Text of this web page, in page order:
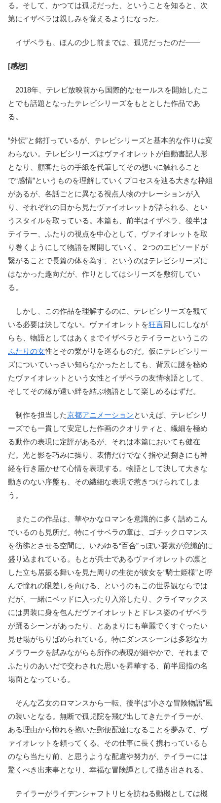
る。そして、かつては孤児だった、ということを知ると、次
第にイザベラは親しみを覚えるようになった。
イザベラも、ほんの少し前までは、孤児だったのだ――
[感想]
2018年、テレビ放映前から国際的なセールスを開始したこ
とでも話題となったテレビシリーズをもととした作品であ
る。
“外伝”と銘打っているが、テレビシリーズと基本的な作りは変
わらない。テレビシリーズはヴァイオレットが自動書記人形
となり、顧客たちの手紙を代筆してその想いに触れること
で“感情”というものを理解していくプロセスを辿る大きな枠組
があるが、各話ごとに異なる視点人物のナレーションが入
り、それぞれの目から見たヴァイオレットが語られる、とい
うスタイルを取っている。本篇も、前半はイザベラ、後半は
テイラー、ふたりの視点を中心として、ヴァイオレットを取
り巻くようにして物語を展開していく。２つのエピソードが
繋がることで長篇の体を為す、というのはテレビシリーズに
はなかった趣向だが、作りとしてはシリーズを敷衍してい
る。
しかし、この作品を理解するのに、テレビシリーズを観て
いる必要は決してない。ヴァイオレットを狂言回しにしなが
らも、物語としてはあくまでイザベラとテイラーというこの
ふたりの女性とその繋がりを巡るものだ。仮にテレビシリー
ズについていっさい知らなかったとしても、背景に謎を秘め
たヴァイオレットという女性とイザベラの友情物語として、
そしてその縁が遠い絆を結ぶ物語として楽しめるはずだ。
制作を担当した京都アニメーションといえば、テレビシリ
ーズでも一貫して安定した作画のクオリティと、繊細を極め
る動作の表現に定評があるが、それは本篇においても健在
だ。光と影を巧みに操り、表情だけでなく指や足捌きにも神
経を行き届かせて心情を表現する。物語として決して大きな
動きのない序盤も、その繊細な表現で惹きつけられてしま
う。
またこの作品は、華やかなロマンを意識的に多く詰めこん
でいるのも見所だ。特にイサベラの章は、ゴチックロマンス
を彷彿とさせる空間に、いわゆる“百合”っぽい要素が意識的に
盛り込まれている。もとが兵士であるヴァイオレットの凛と
した立ち居振る舞いを見た周りの生徒が彼女を“騎士姫様”と呼
んで憧れの眼差しを向ける、というのもこの世界観ならでは
だが、一緒にベッドに入ったり入浴したり、クライマックス
には男装に身を包んだヴァイオレットとドレス姿のイザベラ
が踊るシーンがあったり、とあまりにも華麗でくすぐったい
見せ場がちりばめられている。特にダンスシーンは多彩なカ
メラワークを試みながらも所作の表現が細やかで、それまで
ふたりのあいだで交わされた思いを昇華する、前半屈指の名
場面となっている。
そんな乙女のロマンスから一転、後半は“小さな冒険物語”風
の装いとなる。無断で孤児院を飛び出してきたテイラーが、
ある理由から憧れを抱いた郵便配達になることを夢みて、ヴ
ァイオレットを頼ってくる。その仕事に長く携わっているも
のなら当たり前、と思うような配慮や努力が、テイラーには
驚くべき出来事となり、幸福な冒険譚として描き出される。
テイラーがライデンシャフトリヒを訪ねる動機としては機